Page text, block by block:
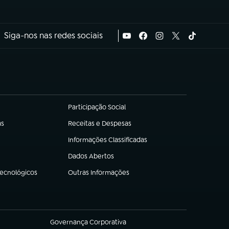
Siga-nos nas redes sociais
Participação Social
(abre em nova aba)
Receitas e Despesas
(abre em nova aba)
Informações Classificadas
(abre em nova aba)
Dados Abertos
(abre em nova aba)
Outras Informações
(abre em nova aba)
Governança Corporativa
(abre em nova aba)